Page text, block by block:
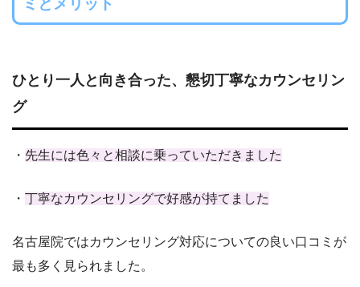
ひとり一人と向き合った、懇切丁寧なカウンセリン
グ
・ 先生には色々と相談に乗っていただきました
・ 丁寧なカウンセリングで好感が持てました
名古屋院ではカウンセリング対応についての良い口コミが
最も多く見られました。